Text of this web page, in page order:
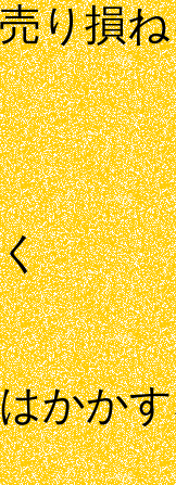
り損
かか